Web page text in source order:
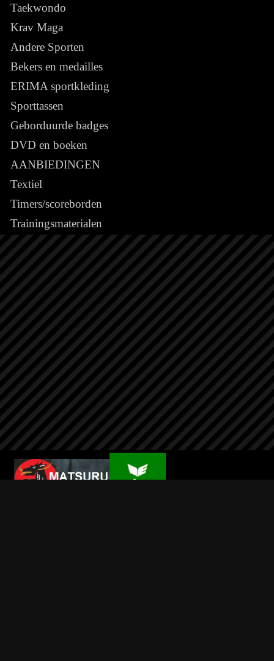
Taekwondo
Krav Maga
Andere Sporten
Bekers en medailles
ERIMA sportkleding
Sporttassen
Geborduurde badges
DVD en boeken
AANBIEDINGEN
Textiel
Timers/scoreborden
Trainingsmaterialen